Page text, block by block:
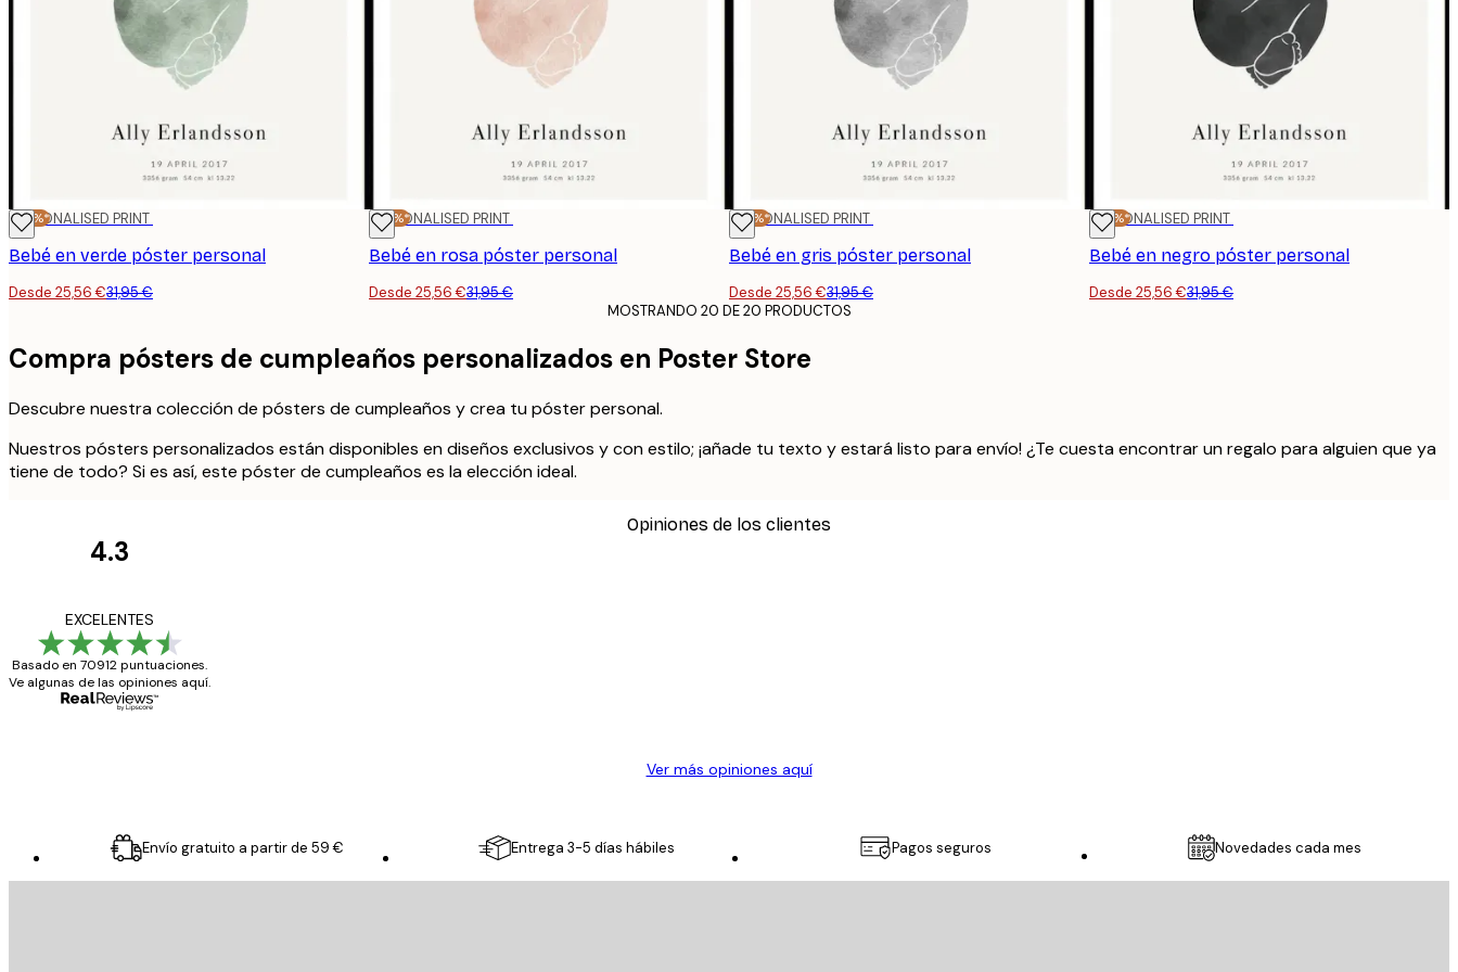
-20%*
PERSONALISED PRINT
Bebé en verde póster personal
Desde 25,56 €31,95 €
-20%*
PERSONALISED PRINT
Bebé en rosa póster personal
Desde 25,56 €31,95 €
-20%*
PERSONALISED PRINT
Bebé en gris póster personal
Desde 25,56 €31,95 €
-20%*
PERSONALISED PRINT
Bebé en negro póster personal
Desde 25,56 €31,95 €
MOSTRANDO 20 DE 20 PRODUCTOS
Compra pósters de cumpleaños personalizados en Poster Store
Descubre nuestra colección de pósters de cumpleaños y crea tu póster personal.
Nuestros pósters personalizados están disponibles en diseños exclusivos y con estilo; ¡añade tu texto y estará listo para envío! ¿Te cuesta encontrar un regalo para alguien que ya
tiene de todo? Si es así, este póster de cumpleaños es la elección ideal.
Opiniones de los clientes
4.3
EXCELENTES
Basado en 70912 puntuaciones.
Ve algunas de las opiniones aquí.
Ver más opiniones aquí
Envío gratuito a partir de 59 € Entrega 3-5 días hábiles Pagos seguros Novedades cada mes